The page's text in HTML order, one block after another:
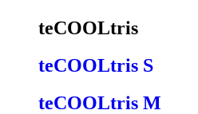
teCOOLtris
teCOOLtris S
teCOOLtris M